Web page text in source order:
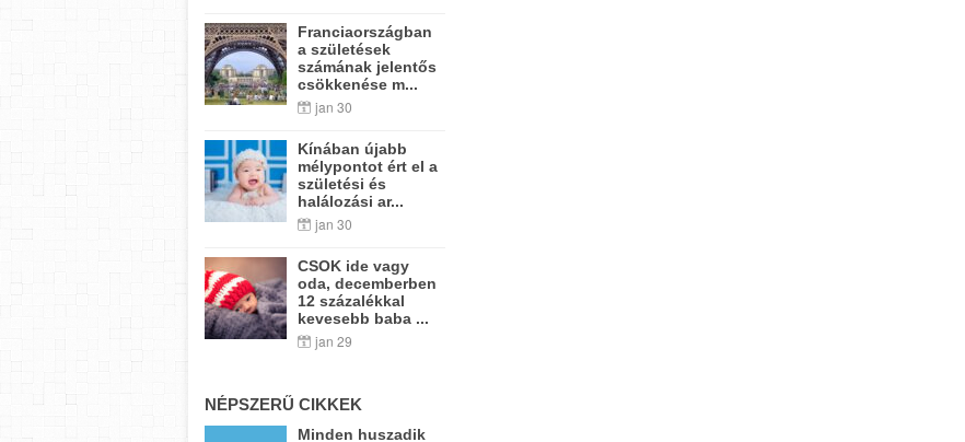
Franciaországban
a születések
számának jelentős
csökkenése m...
jan 30
Kínában újabb
mélypontot ért el a
születési és
halálozási ar...
jan 30
CSOK ide vagy
oda, decemberben
12 százalékkal
kevesebb baba ...
jan 29
NÉPSZERŰ CIKKEK
Minden huszadik